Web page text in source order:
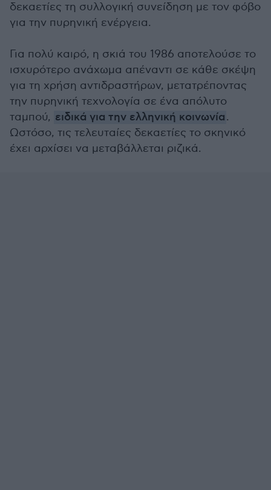
δεκαετίες τη συλλογική συνείδηση με τον φόβο
για την πυρηνική ενέργεια.
Για πολύ καιρό, η σκιά του 1986 αποτελούσε το
ισχυρότερο ανάχωμα απέναντι σε κάθε σκέψη
για τη χρήση αντιδραστήρων, μετατρέποντας
την πυρηνική τεχνολογία σε ένα απόλυτο
ταμπού, ειδικά για την ελληνική κοινωνία.
Ωστόσο, τις τελευταίες δεκαετίες το σκηνικό
έχει αρχίσει να μεταβάλλεται ριζικά.